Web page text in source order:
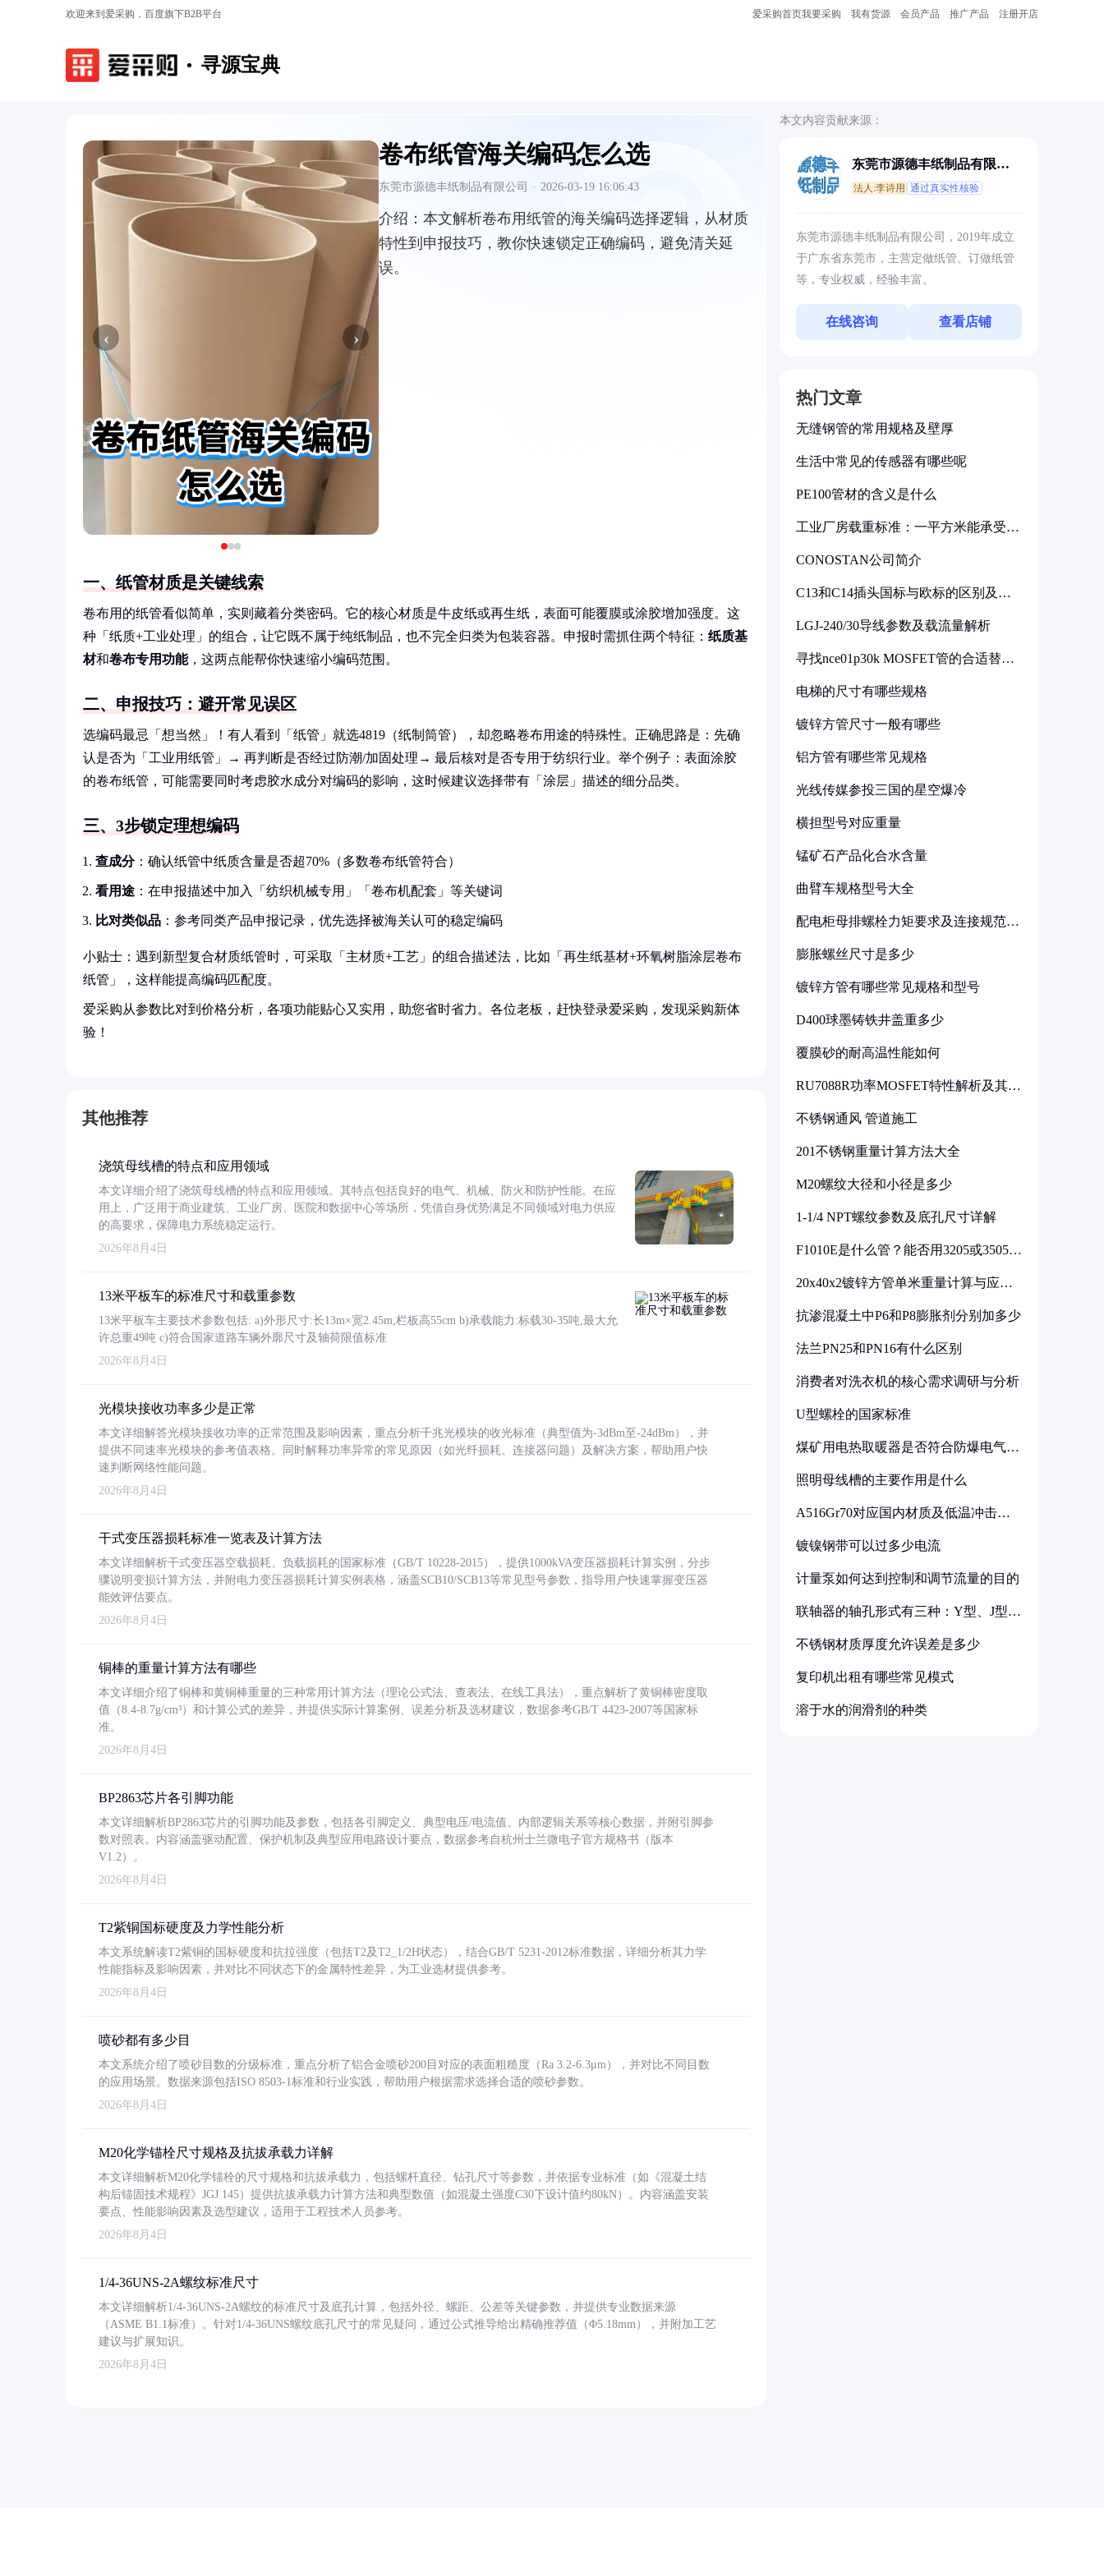
欢迎来到爱采购，百度旗下B2B平台 爱采购首页我要采购 我有货源 会员产品 推广产品 注册开店
寻源宝典
‹ ›
卷布纸管海关编码怎么选
东莞市源德丰纸制品有限公司 · 2026-03-19 16:06:43
介绍： 本文解析卷布用纸管的海关编码选择逻辑，从材质
特性到申报技巧，教你快速锁定正确编码，避免清关延
误。
一、纸管材质是关键线索
卷布用的纸管看似简单，实则藏着分类密码。它的核心材质是牛皮纸或再生纸，表面可能覆膜或涂胶增加强度。这
种「纸质+工业处理」的组合，让它既不属于纯纸制品，也不完全归类为包装容器。申报时需抓住两个特征： 纸质基
材和卷布专用功能，这两点能帮你快速缩小编码范围。
二、申报技巧：避开常见误区
选编码最忌「想当然」！有人看到「纸管」就选4819（纸制筒管），却忽略卷布用途的特殊性。正确思路是：先确
认是否为「工业用纸管」→ 再判断是否经过防潮/加固处理→ 最后核对是否专用于纺织行业。举个例子：表面涂胶
的卷布纸管，可能需要同时考虑胶水成分对编码的影响，这时候建议选择带有「涂层」描述的细分品类。
三、3步锁定理想编码
查成分：确认纸管中纸质含量是否超70%（多数卷布纸管符合）
看用途 ：在申报描述中加入「纺织机械专用」「卷布机配套」等关键词
比对类似品 ：参考同类产品申报记录，优先选择被海关认可的稳定编码
小贴士：遇到新型复合材质纸管时，可采取「主材质+工艺」的组合描述法，比如「再生纸基材+环氧树脂涂层卷布
纸管」，这样能提高编码匹配度。
爱采购从参数比对到价格分析，各项功能贴心又实用，助您省时省力。各位老板，赶快登录爱采购，发现采购新体
验！
其他推荐
浇筑母线槽的特点和应用领域
本文详细介绍了浇筑母线槽的特点和应用领域。其特点包括良好的电气、机械、防火和防护性能。在应
用上，广泛用于商业建筑、工业厂房、医院和数据中心等场所，凭借自身优势满足不同领域对电力供应
的高要求，保障电力系统稳定运行。
2026年8月4日
13米平板车的标准尺寸和载重参数
13米平板车主要技术参数包括: a)外形尺寸:长13m×宽2.45m,栏板高55cm b)承载能力:标载30-35吨,最大允
许总重49吨 c)符合国家道路车辆外廓尺寸及轴荷限值标准
2026年8月4日
光模块接收功率多少是正常
本文详细解答光模块接收功率的正常范围及影响因素，重点分析千兆光模块的收光标准（典型值为-3dBm至-24dBm），并
提供不同速率光模块的参考值表格。同时解释功率异常的常见原因（如光纤损耗、连接器问题）及解决方案，帮助用户快
速判断网络性能问题。
2026年8月4日
干式变压器损耗标准一览表及计算方法
本文详细解析干式变压器空载损耗、负载损耗的国家标准（GB/T 10228-2015），提供1000kVA变压器损耗计算实例，分步
骤说明变损计算方法，并附电力变压器损耗计算实例表格，涵盖SCB10/SCB13等常见型号参数，指导用户快速掌握变压器
能效评估要点。
2026年8月4日
铜棒的重量计算方法有哪些
本文详细介绍了铜棒和黄铜棒重量的三种常用计算方法（理论公式法、查表法、在线工具法），重点解析了黄铜棒密度取
值（8.4-8.7g/cm³）和计算公式的差异，并提供实际计算案例、误差分析及选材建议，数据参考GB/T 4423-2007等国家标
准。
2026年8月4日
BP2863芯片各引脚功能
本文详细解析BP2863芯片的引脚功能及参数，包括各引脚定义、典型电压/电流值、内部逻辑关系等核心数据，并附引脚参
数对照表。内容涵盖驱动配置、保护机制及典型应用电路设计要点，数据参考自杭州士兰微电子官方规格书（版本
V1.2）。
2026年8月4日
T2紫铜国标硬度及力学性能分析
本文系统解读T2紫铜的国标硬度和抗拉强度（包括T2及T2_1/2H状态），结合GB/T 5231-2012标准数据，详细分析其力学
性能指标及影响因素，并对比不同状态下的金属特性差异，为工业选材提供参考。
2026年8月4日
喷砂都有多少目
本文系统介绍了喷砂目数的分级标准，重点分析了铝合金喷砂200目对应的表面粗糙度（Ra 3.2-6.3μm），并对比不同目数
的应用场景。数据来源包括ISO 8503-1标准和行业实践，帮助用户根据需求选择合适的喷砂参数。
2026年8月4日
M20化学锚栓尺寸规格及抗拔承载力详解
本文详细解析M20化学锚栓的尺寸规格和抗拔承载力，包括螺杆直径、钻孔尺寸等参数，并依据专业标准（如《混凝土结
构后锚固技术规程》JGJ 145）提供抗拔承载力计算方法和典型数值（如混凝土强度C30下设计值约80kN）。内容涵盖安装
要点、性能影响因素及选型建议，适用于工程技术人员参考。
2026年8月4日
1/4-36UNS-2A螺纹标准尺寸
本文详细解析1/4-36UNS-2A螺纹的标准尺寸及底孔计算，包括外径、螺距、公差等关键参数，并提供专业数据来源
（ASME B1.1标准）。针对1/4-36UNS螺纹底孔尺寸的常见疑问，通过公式推导给出精确推荐值（Φ5.18mm），并附加工艺
建议与扩展知识。
2026年8月4日
本文内容贡献来源：
东莞市源德丰纸制品有限公
法人:李诗用 通过真实性核验
东莞市源德丰纸制品有限公司，2019年成立
于广东省东莞市，主营定做纸管、订做纸管
等，专业权威，经验丰富。
在线咨询 查看店铺
热门文章
无缝钢管的常用规格及壁厚
生活中常见的传感器有哪些呢
PE100管材的含义是什么
工业厂房载重标准：一平方米能承受多
CONOSTAN公司简介
C13和C14插头国标与欧标的区别及其
LGJ-240/30导线参数及载流量解析
寻找nce01p30k MOSFET管的合适替代
电梯的尺寸有哪些规格
镀锌方管尺寸一般有哪些
铝方管有哪些常见规格
光线传媒参投三国的星空爆冷
横担型号对应重量
锰矿石产品化合水含量
曲臂车规格型号大全
配电柜母排螺栓力矩要求及连接规范详
膨胀螺丝尺寸是多少
镀锌方管有哪些常见规格和型号
D400球墨铸铁井盖重多少
覆膜砂的耐高温性能如何
RU7088R功率MOSFET特性解析及其在
不锈钢通风 管道施工
201不锈钢重量计算方法大全
M20螺纹大径和小径是多少
1-1/4 NPT螺纹参数及底孔尺寸详解
F1010E是什么管？能否用3205或3505代
20x40x2镀锌方管单米重量计算与应用
抗渗混凝土中P6和P8膨胀剂分别加多少
法兰PN25和PN16有什么区别
消费者对洗衣机的核心需求调研与分析
U型螺栓的国家标准
煤矿用电热取暖器是否符合防爆电气设
照明母线槽的主要作用是什么
A516Gr70对应国内材质及低温冲击要
镀镍钢带可以过多少电流
计量泵如何达到控制和调节流量的目的
联轴器的轴孔形式有三种：Y型、J型、
不锈钢材质厚度允许误差是多少
复印机出租有哪些常见模式
溶于水的润滑剂的种类